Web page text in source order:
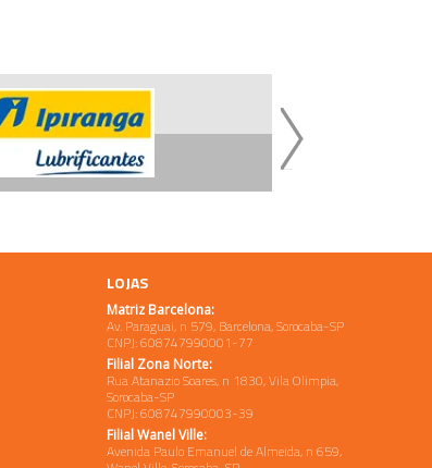
LOJAS
Matriz Barcelona:
Av. Paraguai, n 579, Barcelona, Sorocaba-SP
CNPJ: 608747990001-77
Filial Zona Norte:
Rua Atanazio Soares, n 1830, Vila Olimpia,
Sorocaba-SP
CNPJ: 608747990003-39
Filial Wanel Ville:
Avenida Paulo Emanuel de Almeida, n 659,